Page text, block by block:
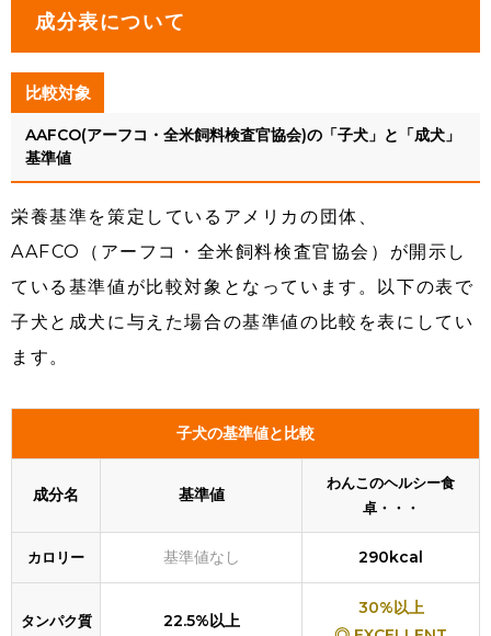
成分表について
比較対象
AAFCO(アーフコ・全米飼料検査官協会)の「子犬」と「成犬」
基準値
栄養基準を策定しているアメリカの団体、
AAFCO（アーフコ・全米飼料検査官協会）が開示し
ている基準値が比較対象となっています。以下の表で
子犬と成犬に与えた場合の基準値の比較を表にしてい
ます。
子犬の基準値と比較
成分名 基準値
わんこのヘルシー食
卓・・・
カロリー 基準値なし 290kcal
タンパク質 22.5%以上
30%以上